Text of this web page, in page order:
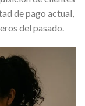
de pago actual,
del pasado.